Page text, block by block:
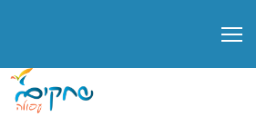
קפוארה נוער (X2)